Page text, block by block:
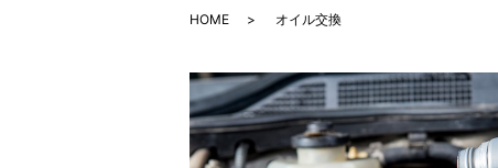
HOME オイル交換